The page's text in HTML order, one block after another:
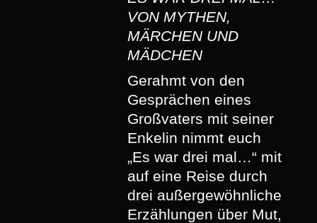
VON MYTHEN,
MÄRCHEN UND
MÄDCHEN
Gerahmt von den
Gesprächen eines
Großvaters mit seiner
Enkelin nimmt euch
„Es war drei mal…“ mit
auf eine Reise durch
drei außergewöhnliche
Erzählungen über Mut,